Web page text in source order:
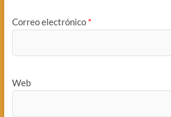
Correo electrónico *
Web